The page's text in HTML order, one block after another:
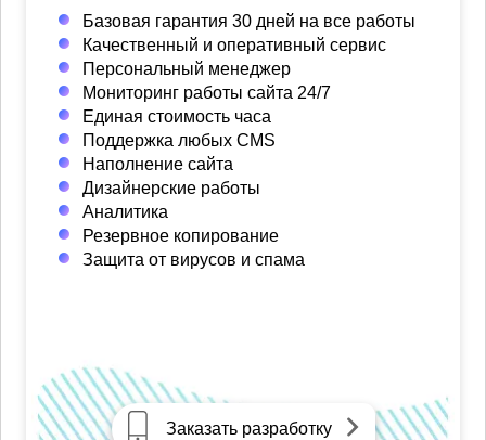
Базовая гарантия 30 дней на все работы
Качественный и оперативный сервис
Персональный менеджер
Мониторинг работы сайта 24/7
Единая стоимость часа
Поддержка любых CMS
Наполнение сайта
Дизайнерские работы
Аналитика
Резервное копирование
Защита от вирусов и спама
Заказать разработку